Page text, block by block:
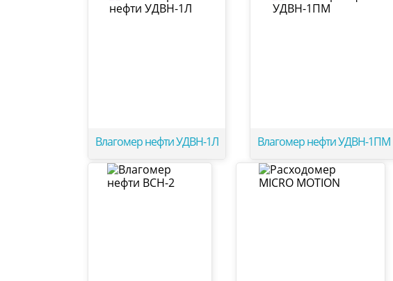
Влагомер нефти УДВН-1Л Влагомер нефти УДВН-1ПМ